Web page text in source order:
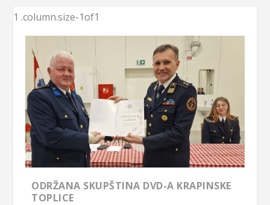
ODRŽANA SKUPŠTINA DVD-A KRAPINSKE
TOPLICE